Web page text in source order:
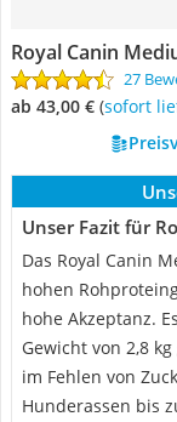
Royal Canin
27
ab 43,00 € ( Sofort
Unser Fazit für
Das Royal Canin
hohen
hohe Akzeptanz.
Gewicht von 2,8
im Fehlen von
Hunderassen bis